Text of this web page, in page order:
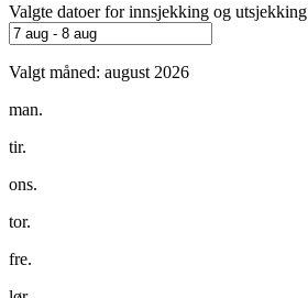
Valgte datoer for innsjekking og utsjekking
Valgt måned: august 2026
man.
tir.
ons.
tor.
fre.